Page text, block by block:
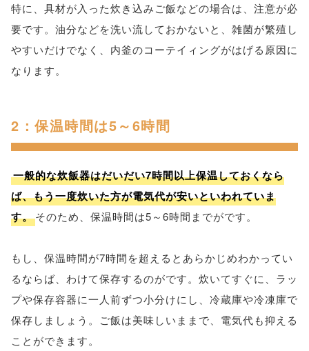
特に、具材が入った炊き込みご飯などの場合は、注意が必
要です。油分などを洗い流しておかないと、雑菌が繁殖し
やすいだけでなく、内釜のコーテイィングがはげる原因に
なります。
2：保温時間は5～6時間
一般的な炊飯器はだいだい7時間以上保温しておくなら
ば、もう一度炊いた方が電気代が安いといわれていま
す。そのため、保温時間は5～6時間までがです。
もし、保温時間が7時間を超えるとあらかじめわかってい
るならば、わけて保存するのがです。炊いてすぐに、ラッ
プや保存容器に一人前ずつ小分けにし、冷蔵庫や冷凍庫で
保存しましょう。ご飯は美味しいままで、電気代も抑える
ことができます。